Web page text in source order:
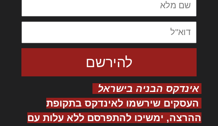
אינדקס הבניה בישראל
העסקים שירשמו לאינדקס בתקופת
ההרצה, ימשיכו להתפרסם ללא עלות עם